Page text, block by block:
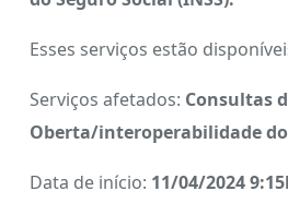
Esses serviços estão
Serviços afetados: Consultas
Oberta/interoperabilidade do
Data de início: 11/04/2024